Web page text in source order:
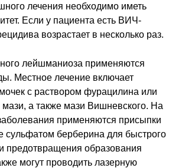
лечения необходимо иметь
Если у пациента есть ВИЧ-
возрастает в несколько раз.
лейшманиоза применяются
Местное лечение включает
с раствором фурацилина или
а также мази Вишневского. На
применяются присыпки
сульфатом берберина для быстрого
предотвращения образования
могут проводить лазерную